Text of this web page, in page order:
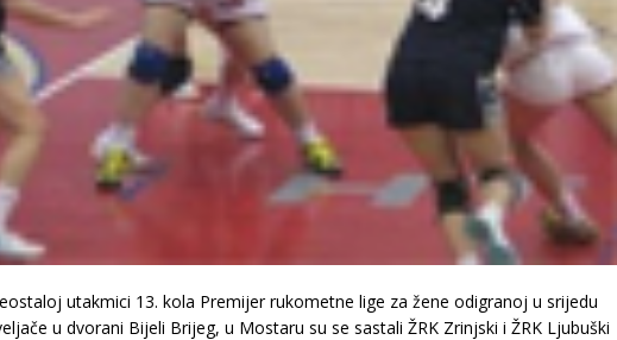
utakmici 13. kola Premijer rukometne lige za žene odigranoj u srijedu
u dvorani Bijeli Brijeg, u Mostaru su se sastali ŽRK Zrinjski i ŽRK Ljubuški